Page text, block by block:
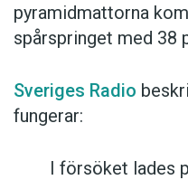
pyramidmattorna
spårspringet med 38
Sveriges Radio
fungerar:
I försöket lades